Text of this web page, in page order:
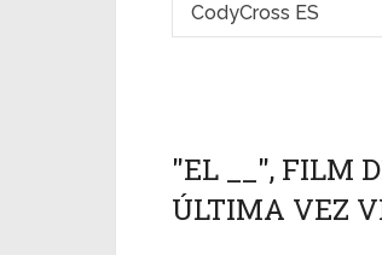
CodyCross ES
"EL __", FILM
ÚLTIMA VEZ